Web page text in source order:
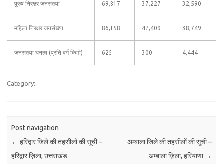
पुरुष निरक्षर जनसंख्या 69,817 37,227 32,590
महिला निरक्षर जनसंख्या 86,158 47,409 38,749
जनसंख्या घनत्व (प्रति वर्ग किमी) 625 300 4,444
Category:
Post navigation
← हरिद्वार जिले की तहसीलों की सूची –
हरिद्वार ज़िला, उत्तराखंड
अम्बाला जिले की तहसीलों की सूची –
अम्बाला ज़िला, हरियाणा →